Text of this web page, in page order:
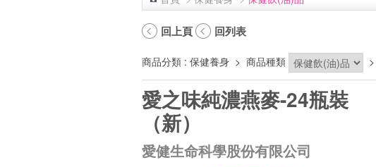
回上頁 回列表
商品分類 : 保健養身 > 商品種類 >
愛之味純濃燕麥-24瓶裝
（新）
愛健生命科學股份有限公司